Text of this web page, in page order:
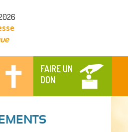
FAIRE UN
DON